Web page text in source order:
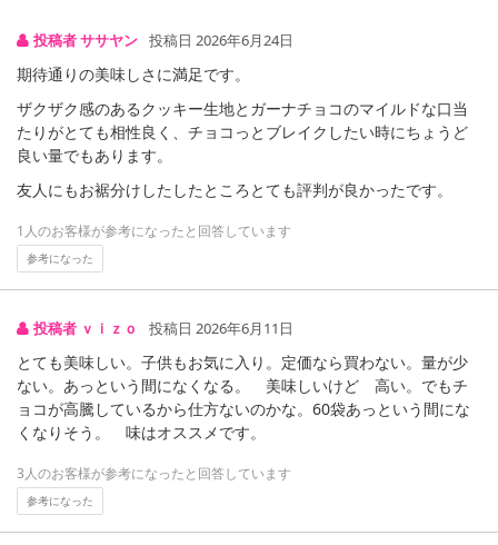
注意事項
※こちらの商品は、沖縄・離島地域またはクール便でのお届けが出
来ない地域の方は、お申込みいただけませんので、ご了承ください
ませ。
保管期間が短くなっておりますので、お早目に配送業者へ再配達を
ご連絡ください。
※保管期間切れにより返送となった場合は、配送元に返送となりま
す。お申込みは、キャンセル返金とさせていただきます。
届け日変更」をお受けが出来ません。
【キャンセルについて】
※お申込み後のキャンセルはお受けできません。
記載されている内容を必ずご確認いただき、お届けする商品セット
※パッケージ変更や商品リニューアル(成分など含む)等により、参考
の掲載画像や画像内のバーコードなど、お届け商品と多少異なる場
合がございます。
投稿者 ササヤン 投稿日 2026年6月24日
期待通りの美味しさに満足です。
ザクザク感のあるクッキー生地とガーナチョコのマイルドな口当
たりがとても相性良く、チョコっとブレイクしたい時にちょうど
良い量でもあります。
友人にもお裾分けしたしたところとても評判が良かったです。
1人のお客様が参考になったと回答しています
参考になった
投稿者 ｖｉｚｏ 投稿日 2026年6月11日
とても美味しい。子供もお気に入り。定価なら買わない。量が少
ない。あっという間になくなる。 美味しいけど 高い。でもチ
ョコが高騰しているから仕方ないのかな。60袋あっという間にな
くなりそう。 味はオススメです。
3人のお客様が参考になったと回答しています
参考になった